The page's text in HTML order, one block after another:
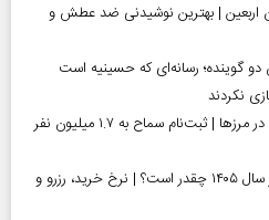
اربعین | بهترین نوشیدنی ضد عطش و
دو گوینده؛ رسانه‌ای که حسینیه است
آغاز رسمی برنامه‌های اربعین ۱۴۰۵ در مرز‌ها | ثبت‌نام سماح به ۱.۷ میلیون نفر
قیمت قبر در بهشت زهرا (س) در سال ۱۴۰۵ چقدر است؟ | نرخ خرید، رزرو و